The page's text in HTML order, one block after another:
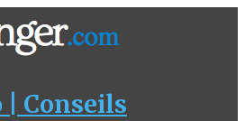
| Conseils